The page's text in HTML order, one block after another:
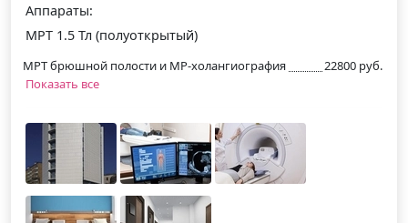
Аппараты:
МРТ 1.5 Тл (полуоткрытый)
МРТ брюшной полости и МР-холангиография
22800 руб.
Показать все